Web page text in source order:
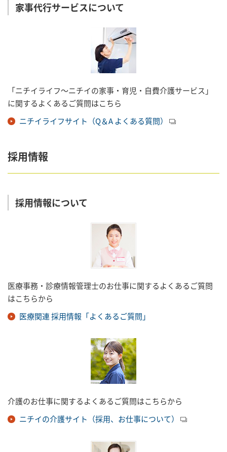
家事代行サービスについて
「ニチイライフ～ニチイの家事・育児・自費介護サービス」
に関するよくあるご質問はこちら
ニチイライフサイト（Q＆A よくある質問）
採用情報
採用情報について
医療事務・診療情報管理士のお仕事に関するよくあるご質問
はこちらから
医療関連 採用情報「よくあるご質問」
介護のお仕事に関するよくあるご質問はこちらから
ニチイの介護サイト（採用、お仕事について）